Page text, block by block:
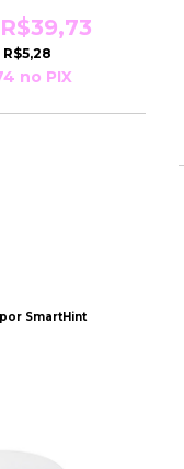
R$39,73
R$5,28
no PIX
SmartHint